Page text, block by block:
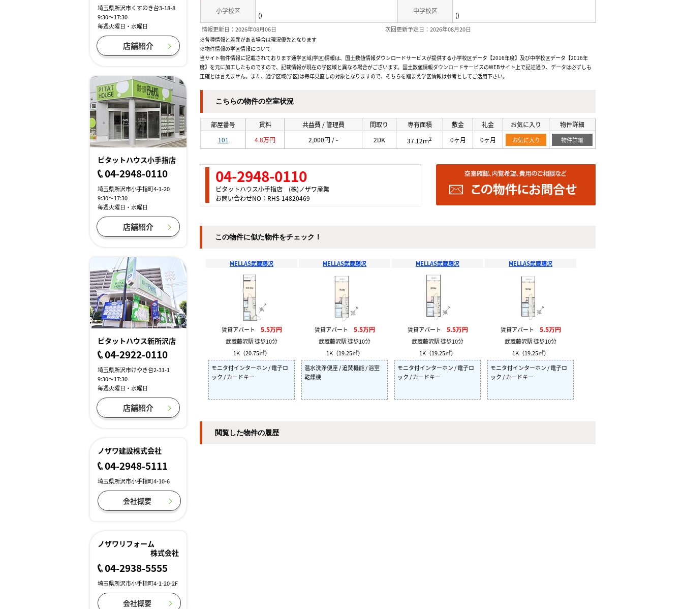
小学校区
()
中学校区
()
情報更新日：2026年08月06日 次回更新予定日：2026年08月20日
※各種情報と差異がある場合は現況優先となります
※物件情報の学区情報について
当サイト物件情報に記載されております通学区域(学区)情報は、国土数値情報ダウンロードサービスが提供する小学校区データ【2016年度】及び中学校区データ【2016年
度】を元に加工したものですので、記載情報が現在の学区域と異なる場合がございます。国土数値情報ダウンロードサービスのWEBサイト上で記述通り、データは必ずしも
正確とは言えません。また、通学区域(学区)は毎年見直しの対象となりますので、そちらを踏まえ学区情報は参考としてご活用下さい。
こちらの物件の空室状況
部屋番号 賃料 共益費 / 管理費 間取り 専有面積 敷金 礼金 お気に入り
物件詳細
101
4.8万円 2,000円 / - 2DK 37.12ｍ2 0ヶ月 0ヶ月 お気に入り 物件詳細
04-2948-0110
ピタットハウス小手指店 (株)ノザワ産業
お問い合わせNO：RHS-14820469
この物件に似た物件をチェック！
MELLAS武蔵藤沢
賃貸アパート 5.5万円
武蔵藤沢駅 徒歩10分
1K（20.75㎡）
モニタ付インターホン / 電子ロ
ック / カードキー
MELLAS武蔵藤沢
賃貸アパート 5.5万円
武蔵藤沢駅 徒歩10分
1K（19.25㎡）
温水洗浄便座 / 追焚機能 / 浴室
乾燥機
MELLAS武蔵藤沢
賃貸アパート 5.5万円
武蔵藤沢駅 徒歩10分
1K（19.25㎡）
モニタ付インターホン / 電子ロ
ック / カードキー
MELLAS武蔵藤沢
賃貸アパート 5.5万円
武蔵藤沢駅 徒歩10分
1K（19.25㎡）
モニタ付インターホン / 電子ロ
ック / カードキー
閲覧した物件の履歴
埼玉県所沢市くすのき台3-18-8
9:30～17:30
毎週火曜日・水曜日
店舗紹介
ピタットハウス小手指店
04-2948-0110
埼玉県所沢市小手指町4-1-20
9:30～17:30
毎週火曜日・水曜日
店舗紹介
ピタットハウス新所沢店
04-2922-0110
埼玉県所沢市けやき台2-31-1
9:30～17:30
毎週火曜日・水曜日
店舗紹介
ノザワ建設株式会社
04-2948-5111
埼玉県所沢市小手指町4-10-6
会社概要
ノザワリフォーム
株式会社
04-2938-5555
埼玉県所沢市小手指町4-1-20-2F
会社概要